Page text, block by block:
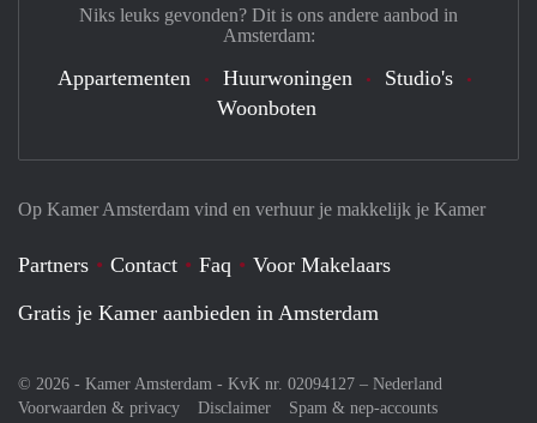
Op Kamer Amsterdam vind en verhuur je makkelijk je Kamer
Partners Contact Faq
Voor Makelaars
Gratis je Kamer aanbieden in Amsterdam
© 2026 - Kamer Amsterdam - KvK nr. 02094127 – Nederland
Voorwaarden & privacy
Disclaimer Spam & nep-accounts
Niks leuks gevonden? Dit is ons andere aanbod in
Amsterdam:
Appartementen Huurwoningen
Studio's
Woonboten